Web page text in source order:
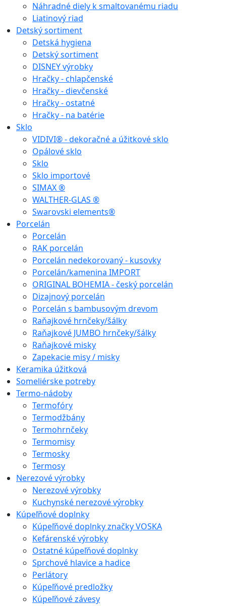
Náhradné diely k smaltovanému riadu
Liatinový riad
Detský sortiment
Detská hygiena
Detský sortiment
DISNEY výrobky
Hračky - chlapčenské
Hračky - dievčenské
Hračky - ostatné
Hračky - na batérie
Sklo
VIDIVI® - dekoračné a úžitkové sklo
Opálové sklo
Sklo
Sklo importové
SIMAX ®
WALTHER-GLAS ®
Swarovski elements®
Porcelán
Porcelán
RAK porcelán
Porcelán nedekorovaný - kusovky
Porcelán/kamenina IMPORT
ORIGINAL BOHEMIA - český porcelán
Dizajnový porcelán
Porcelán s bambusovým drevom
Raňajkové hrnčeky/šálky
Raňajkové JUMBO hrnčeky/šálky
Raňajkové misky
Zapekacie misy / misky
Keramika úžitková
Someliérske potreby
Termo-nádoby
Termofóry
Termodžbány
Termohrnčeky
Termomisy
Termosky
Termosy
Nerezové výrobky
Nerezové výrobky
Kuchynské nerezové výrobky
Kúpeľňové doplnky
Kúpeľňové doplnky značky VOSKA
Kefárenské výrobky
Ostatné kúpeľňové doplnky
Sprchové hlavice a hadice
Perlátory
Kúpeľňové predložky
Kúpeľňové závesy